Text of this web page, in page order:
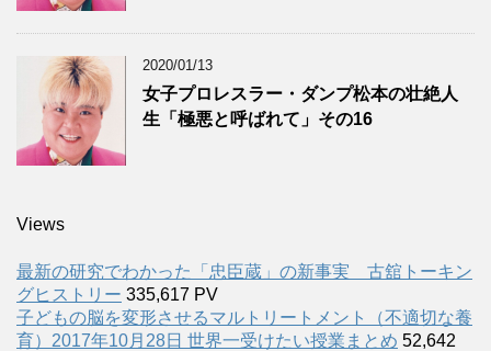
2020/01/13
女子プロレスラー・ダンプ松本の壮絶人
生「極悪と呼ばれて」その16
Views
最新の研究でわかった「忠臣蔵」の新事実 古舘トーキン
グヒストリー 335,617 PV
子どもの脳を変形させるマルトリートメント（不適切な養
育）2017年10月28日 世界一受けたい授業まとめ 52,642